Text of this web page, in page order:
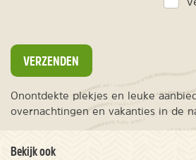
VERZENDEN
Onontdekte plekjes en leuke
overnachtingen en vakanties in de
Bekijk ook